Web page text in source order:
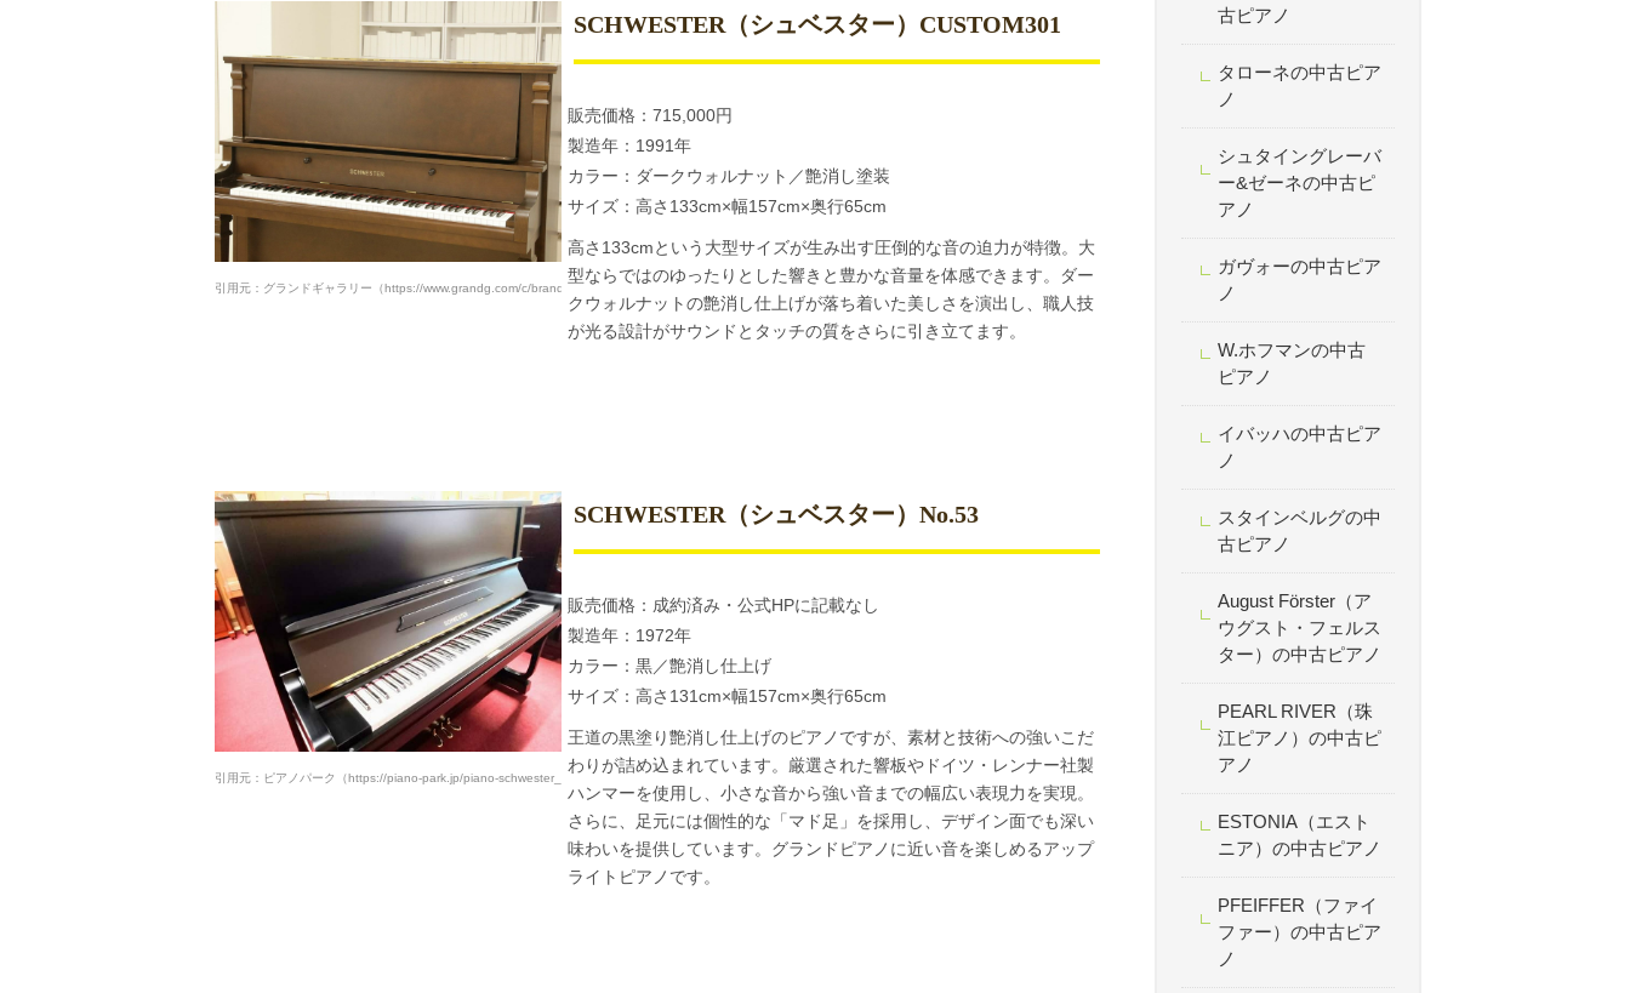
引用元：グランドギャラリー（https://www.grandg.com/c/brand/schwester_custom301）
SCHWESTER（シュベスター）CUSTOM301
販売価格：715,000円
製造年：1991年
カラー：ダークウォルナット／艶消し塗装
サイズ：高さ133cm×幅157cm×奥行65cm
高さ133cmという大型サイズが生み出す圧倒的な音の迫力が特徴。大
型ならではのゆったりとした響きと豊かな音量を体感できます。ダー
クウォルナットの艶消し仕上げが落ち着いた美しさを演出し、職人技
が光る設計がサウンドとタッチの質をさらに引き立てます。
引用元：ピアノパーク（https://piano-park.jp/piano-schwester_no53_471356.html）
SCHWESTER（シュベスター）No.53
販売価格：成約済み・公式HPに記載なし
製造年：1972年
カラー：黒／艶消し仕上げ
サイズ：高さ131cm×幅157cm×奥行65cm
王道の黒塗り艶消し仕上げのピアノですが、素材と技術への強いこだ
わりが詰め込まれています。厳選された響板やドイツ・レンナー社製
ハンマーを使用し、小さな音から強い音までの幅広い表現力を実現。
さらに、足元には個性的な「マド足」を採用し、デザイン面でも深い
味わいを提供しています。グランドピアノに近い音を楽しめるアップ
ライトピアノです。
古ピアノ
タローネの中古ピア
ノ
シュタイングレーバ
ー&ゼーネの中古ピ
アノ
ガヴォーの中古ピア
ノ
W.ホフマンの中古
ピアノ
イバッハの中古ピア
ノ
スタインベルグの中
古ピアノ
August Förster（ア
ウグスト・フェルス
ター）の中古ピアノ
PEARL RIVER（珠
江ピアノ）の中古ピ
アノ
ESTONIA（エスト
ニア）の中古ピアノ
PFEIFFER（ファイ
ファー）の中古ピア
ノ